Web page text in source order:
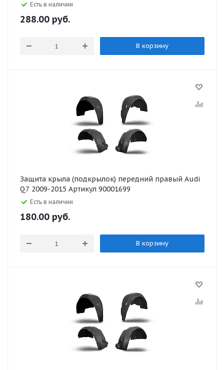
Есть в наличии
288.00 руб.
В корзину
Защита крыла (подкрылок) передний правый Audi
Q7 2009-2015 Артикул 90001699
Есть в наличии
180.00 руб.
В корзину